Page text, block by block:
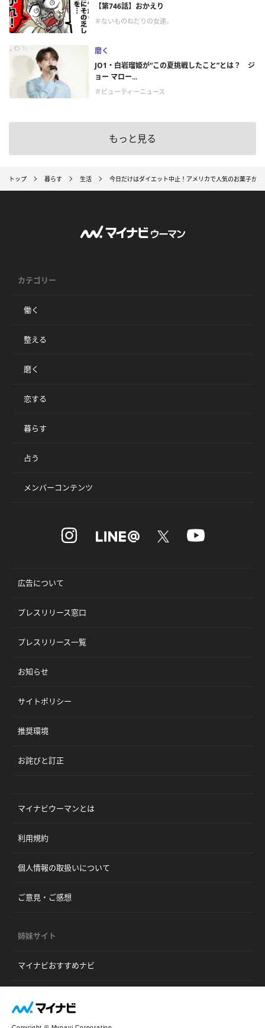
【第746話】おかえり
＃ないものねだりの女達。
磨く
JO1・白岩瑠姫が“この夏挑戦したこと”とは？ ジ
ョー マロー...
＃ビューティーニュース
もっと見る
トップ 暮らす 生活 今日だけはダイエット中止！アメリカで人気のお菓子か
カテゴリー
働く
整える
磨く
恋する
暮らす
占う
メンバーコンテンツ
広告について
プレスリリース窓口
プレスリリース一覧
お知らせ
サイトポリシー
推奨環境
お詫びと訂正
マイナビウーマンとは
利用規約
個人情報の取扱いについて
ご意見・ご感想
姉妹サイト
マイナビおすすめナビ